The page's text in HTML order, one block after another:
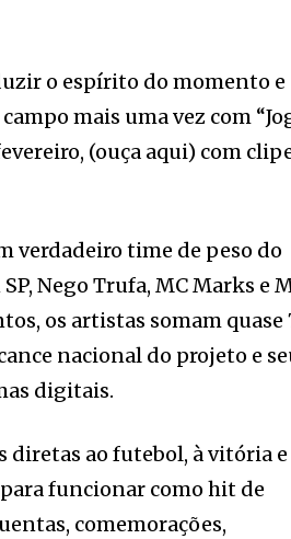
o espírito do momento e
mais uma vez com
(ouça aqui) com
verdadeiro time de peso do
Nego Trufa, MC Marks e
os artistas somam quase
nacional do projeto e
digitais.
diretas ao futebol, à vitória e
para funcionar como hit de
comemorações,